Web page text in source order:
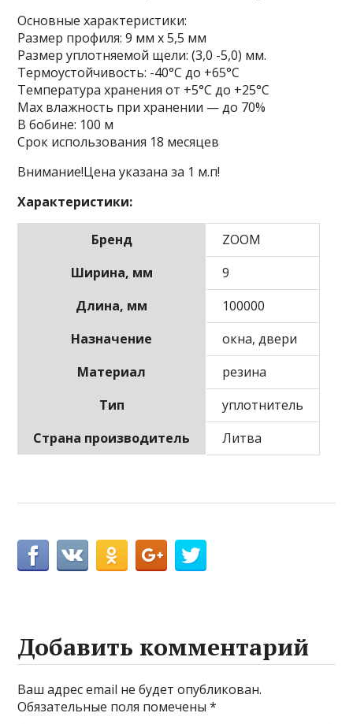
Основные характеристики:
Размер профиля: 9 мм х 5,5 мм
Размер уплотняемой щели: (3,0 -5,0) мм.
Термоустойчивость: -40°С до +65°С
Температура хранения от +5°С до +25°С
Мах влажность при хранении — до 70%
В бобине: 100 м
Срок использования 18 месяцев
Внимание!Цена указана за 1 м.п!
Характеристики:
Бренд
ZOOM
Ширина, мм
9
Длина, мм
100000
Назначение
окна, двери
Материал
резина
Тип
уплотнитель
Страна производитель
Литва
Добавить комментарий
Ваш адрес email не будет опубликован.
Обязательные поля помечены*